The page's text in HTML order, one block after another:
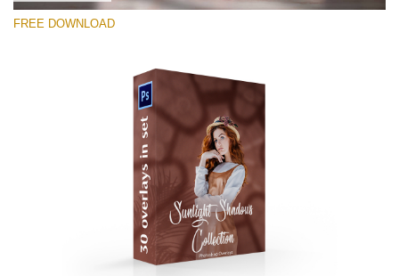
Large 6000*4000px
Large 6000*4000px
Large 6000*4000px
Ingyenes letöltés
FREE DOWNLOAD